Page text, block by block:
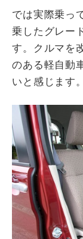
では実際乗っ
乗したグレー
す。クルマを
のある軽自動
いと感じます。